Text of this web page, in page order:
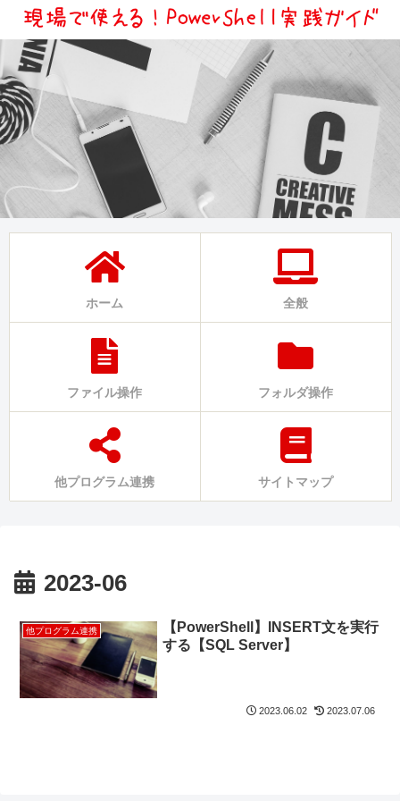
ホーム 全般
ファイル操作 フォルダ操作
他プログラム連携 サイトマップ
2023-06
他プログラム連携
【PowerShell】INSERT文を実行
する【SQL Server】
2023.06.02 2023.07.06